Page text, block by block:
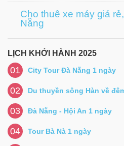
Cho thuê xe máy giá
Nẵng
LỊCH KHỞI HÀNH 2025
01 City Tour Đà Nẵng 1 ngày
02 Du thuyền sông Hàn về
03 Đà Nẵng - Hội An 1 ngày
04 Tour Bà Nà 1 ngày